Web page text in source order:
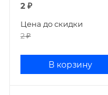
2 ₽
Цена до скидки
2₽
В корзину